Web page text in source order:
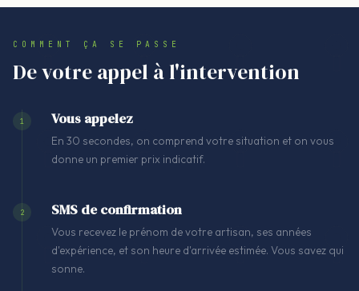
COMMENT ÇA SE PASSE
De votre appel à l'intervention
1 Vous appelez
En 30 secondes, on comprend votre situation et on vous
donne un premier prix indicatif.
2 SMS de confirmation
Vous recevez le prénom de votre artisan, ses années
d'expérience, et son heure d'arrivée estimée. Vous savez qui
sonne.